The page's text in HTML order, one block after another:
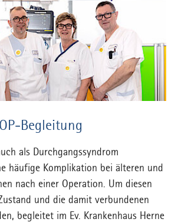
Begleitung
als Durchgangssyndrom
häufige Komplikation bei älteren und
nach einer Operation. Um diesen
und die damit verbundenen
begleitet im Ev. Krankenhaus Herne